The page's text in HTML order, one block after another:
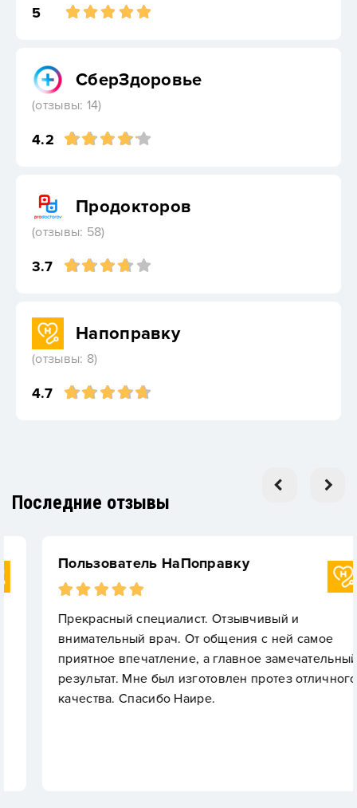
5
СберЗдоровье
(отзывы: 14)
4.2
Продокторов
(отзывы: 58)
3.7
Напоправку
(отзывы: 8)
4.7
Последние отзывы
Пользователь НаПоправку
Прекрасный специалист. Отзывчивый и
внимательный врач. От общения с ней самое
приятное впечатление, а главное замечательный
результат. Мне был изготовлен протез отличного
качества. Спасибо Наире.